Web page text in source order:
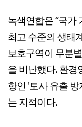
녹색연합은 “국가
최고 수준의 생태
보호구역이 무분
을 비난했다. 환
항인 '토사 유출
는 지적이다.